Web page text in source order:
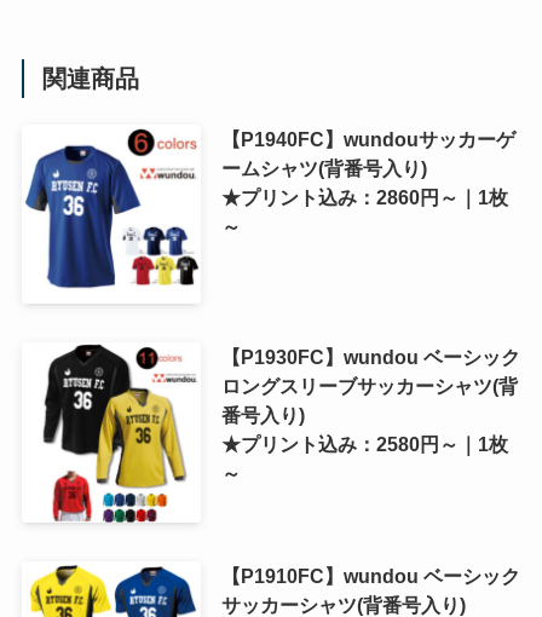
関連商品
【P1940FC】wundouサッカーゲ
ームシャツ(背番号入り)
★プリント込み：2860円～｜1枚
～
【P1930FC】wundou ベーシック
ロングスリーブサッカーシャツ(背
番号入り)
★プリント込み：2580円～｜1枚
～
【P1910FC】wundou ベーシック
サッカーシャツ(背番号入り)